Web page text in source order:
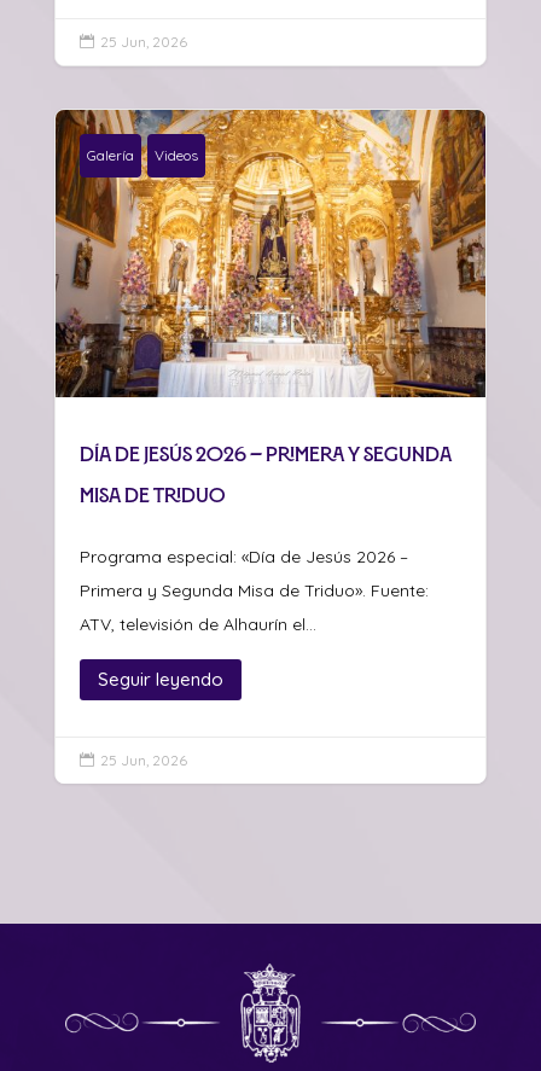
 25 Jun, 2026
Galería Videos
Día de Jesús 2026 – Primera y Segunda
Misa de Triduo
Programa especial: «Día de Jesús 2026 –
Primera y Segunda Misa de Triduo». Fuente:
ATV, televisión de Alhaurín el...
Seguir leyendo
 25 Jun, 2026